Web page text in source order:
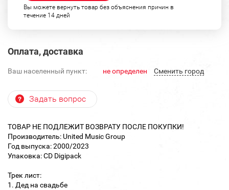
Вы можете вернуть товар без объяснения причин в
течение 14 дней
Оплата, доставка
Ваш населенный пункт: не определен Cменить город
Задать вопрос
ТОВАР НЕ ПОДЛЕЖИТ ВОЗВРАТУ ПОСЛЕ ПОКУПКИ!
Производитель: United Music Group
Год выпуска: 2000/2023
Упаковка: CD Digipack
Трек лист:
1. Дед на свадьбе